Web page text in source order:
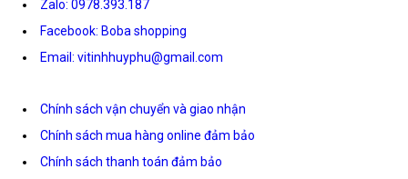
Zalo: 0978.393.187
Facebook: Boba shopping
Email: vitinhhuyphu@gmail.com
Chính sách vận chuyển và giao nhận
Chính sách mua hàng online đảm bảo
Chính sách thanh toán đảm bảo